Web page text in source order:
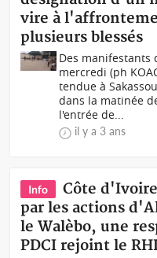
vire à
plusieurs blessés
Des manifestants
mercredi (ph
tendue à
dans la matinée
l'entrée de...
il y a 3 ans
Info
Côte
par les actions
le Walèbo, une
PDCI rejoint le